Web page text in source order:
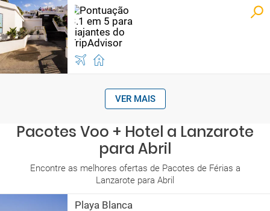
VER MAIS
Pacotes Voo + Hotel a Lanzarote
para Abril
Encontre as melhores ofertas de Pacotes de Férias a
Lanzarote para Abril
Playa Blanca